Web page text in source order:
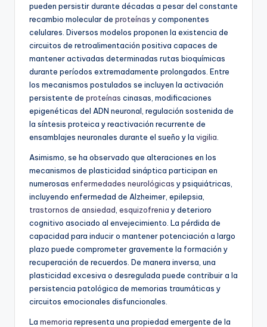
pueden persistir durante décadas a pesar del constante
recambio molecular de proteínas y componentes
celulares. Diversos modelos proponen la existencia de
circuitos de retroalimentación positiva capaces de
mantener activadas determinadas rutas bioquímicas
durante períodos extremadamente prolongados. Entre
los mecanismos postulados se incluyen la activación
persistente de proteínas cinasas, modificaciones
epigenéticas del ADN neuronal, regulación sostenida de
la síntesis proteica y reactivación recurrente de
ensamblajes neuronales durante el sueño y la vigilia
Asimismo, se ha observado que alteraciones en los
mecanismos de plasticidad sináptica participan en
numerosas enfermedades neurológicas y psiquiátricas,
incluyendo enfermedad de Alzheimer, epilepsia,
trastornos de ansiedad esquizofrenia y deterioro
cognitivo asociado al envejecimiento. La pérdida de
capacidad para inducir o mantener potenciación a largo
plazo puede comprometer gravemente la formación y
recuperación de recuerdos. De manera inversa, una
plasticidad excesiva o desregulada puede contribuir a la
persistencia patológica de memorias traumáticas y
circuitos emocionales disfuncionales.
La memoria representa una propiedad emergente de la